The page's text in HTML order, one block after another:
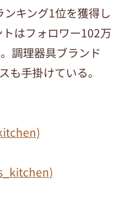
キング1位を獲得し
はフォロワー102万
調理器具ブランド
も手掛けている。
)